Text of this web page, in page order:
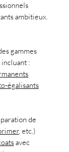
ambitieux.
gammes
:
égalisants
de
, etc.)
avec